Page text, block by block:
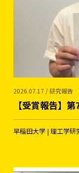
2026.07.17 / 研究報告
【受賞報告】
早稲田大学 | 理工学